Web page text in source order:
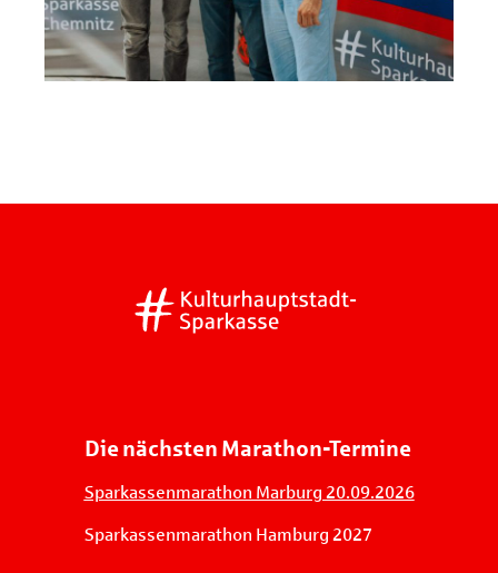
Die nächsten Marathon-Termine
Sparkassenmarathon Marburg 20.09.2026
Sparkassenmarathon Hamburg 2027